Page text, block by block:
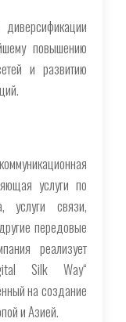
повышению
и развитию
услуги по
услуги связи,
передовые
реализует
Silk Way“
на создание
и Азией.